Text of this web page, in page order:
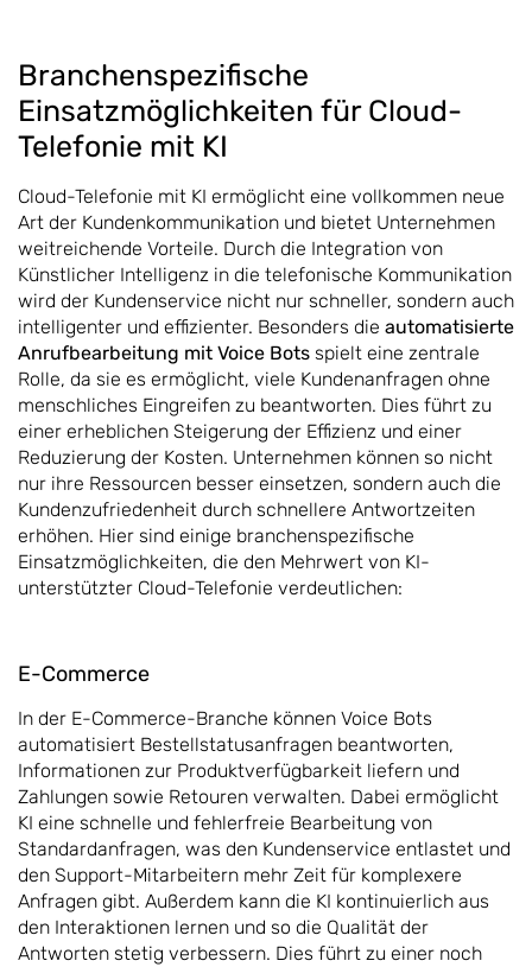
Branchenspezifische
Einsatzmöglichkeiten für Cloud-
Telefonie mit KI
Cloud-Telefonie mit KI ermöglicht eine vollkommen neue
Art der Kundenkommunikation und bietet Unternehmen
weitreichende Vorteile. Durch die Integration von
Künstlicher Intelligenz in die telefonische Kommunikation
wird der Kundenservice nicht nur schneller, sondern auch
intelligenter und effizienter. Besonders die automatisierte
Anrufbearbeitung mit Voice Bots spielt eine zentrale
Rolle, da sie es ermöglicht, viele Kundenanfragen ohne
menschliches Eingreifen zu beantworten. Dies führt zu
einer erheblichen Steigerung der Effizienz und einer
Reduzierung der Kosten. Unternehmen können so nicht
nur ihre Ressourcen besser einsetzen, sondern auch die
Kundenzufriedenheit durch schnellere Antwortzeiten
erhöhen. Hier sind einige branchenspezifische
Einsatzmöglichkeiten, die den Mehrwert von KI-
unterstützter Cloud-Telefonie verdeutlichen:
E-Commerce
In der E-Commerce-Branche können Voice Bots
automatisiert Bestellstatusanfragen beantworten,
Informationen zur Produktverfügbarkeit liefern und
Zahlungen sowie Retouren verwalten. Dabei ermöglicht
KI eine schnelle und fehlerfreie Bearbeitung von
Standardanfragen, was den Kundenservice entlastet und
den Support-Mitarbeitern mehr Zeit für komplexere
Anfragen gibt. Außerdem kann die KI kontinuierlich aus
den Interaktionen lernen und so die Qualität der
Antworten stetig verbessern. Dies führt zu einer noch